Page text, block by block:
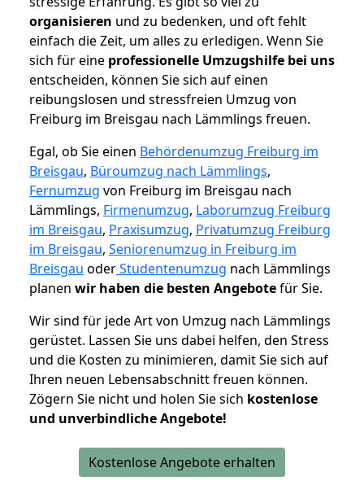
organisieren und zu bedenken, und oft fehlt
einfach die Zeit, um alles zu erledigen. Wenn Sie
sich für eine professionelle Umzugshilfe bei uns
entscheiden, können Sie sich auf einen
reibungslosen und stressfreien Umzug von
Freiburg im Breisgau nach Lämmlings freuen.
Egal, ob Sie einen Behördenumzug Freiburg im
Breisgau, Büroumzug nach Lämmlings,
Fernumzug von Freiburg im Breisgau nach
Lämmlings, Firmenumzug, Laborumzug Freiburg
im Breisgau, Praxisumzug, Privatumzug Freiburg
im Breisgau, Seniorenumzug in Freiburg im
Breisgau oderStudentenumzug nach Lämmlings
planen wir haben die besten Angebotefür Sie.
Wir sind für jede Art von Umzug nach Lämmlings
gerüstet. Lassen Sie uns dabei helfen, den Stress
und die Kosten zu minimieren, damit Sie sich auf
Ihren neuen Lebensabschnitt freuen können.
Zögern Sie nicht und holen Sie sich kostenlose
und unverbindliche Angebote!
Kostenlose Angebote erhalten